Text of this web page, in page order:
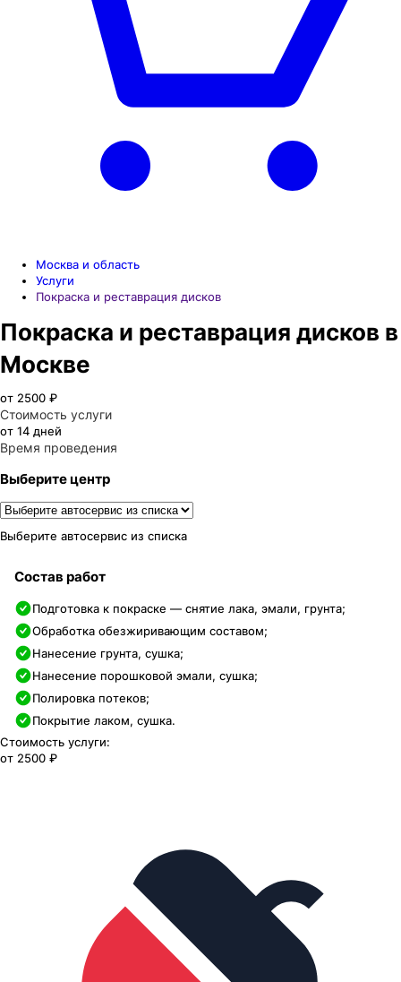
Москва и область
Услуги
Покраска и реставрация дисков
Покраска и реставрация дисков в
Москве
от 2500 ₽
Стоимость услуги
от 14 дней
Время проведения
Выберите центр
Выберите автосервис из списка
Состав работ
Подготовка к покраске — снятие лака, эмали, грунта;
Обработка обезжиривающим составом;
Нанесение грунта, сушка;
Нанесение порошковой эмали, сушка;
Полировка потеков;
Покрытие лаком, сушка.
Стоимость услуги:
от 2500 ₽